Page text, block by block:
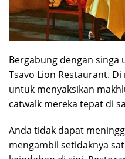
Bergabung dengan
Tsavo Lion Restaurant.
untuk menyaksikan
catwalk mereka tepat di
Anda tidak dapat
mengambil setidaknya